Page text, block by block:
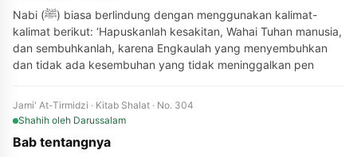
Nabi (ﷺ) biasa berlindung dengan menggunakan kalimat-
kalimat berikut: ‘Hapuskanlah kesakitan, Wahai Tuhan manusia,
dan sembuhkanlah, karena Engkaulah yang menyembuhkan
dan tidak ada kesembuhan yang tidak meninggalkan pen
Jami' At-Tirmidzi · Kitab Shalat · No. 304
Shahih oleh Darussalam
Bab tentangnya